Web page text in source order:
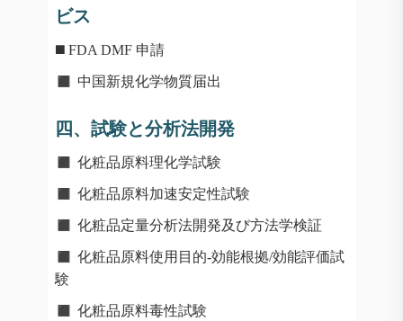
ビス
◼️ FDA DMF 申請
◼️ 中国新規化学物質届出
四、試験と分析法開発
◼️ 化粧品原料理化学試験
◼️ 化粧品原料加速安定性試験
◼️ 化粧品定量分析法開発及び方法学検証
◼️ 化粧品原料使用目的-効能根拠/効能評価試
験
◼️ 化粧品原料毒性試験